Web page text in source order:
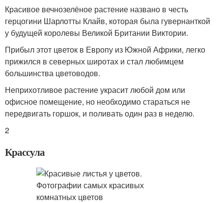
Красивое вечнозелёное растение названо в честь
герцогини Шарлотты Клайв, которая была гувернанткой
у будущей королевы Великой Британии Виктории.
Прибыл этот цветок в Европу из Южной Африки, легко
прижился в северных широтах и стал любимцем
большинства цветоводов.
Неприхотливое растение украсит любой дом или
офисное помещение, но необходимо стараться не
передвигать горшок, и поливать один раз в неделю.
2
Крассула